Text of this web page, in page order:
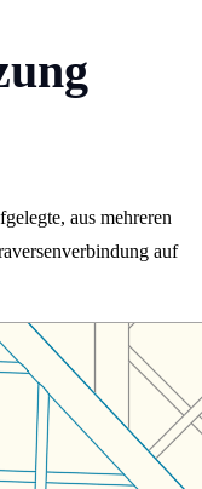
aus mehreren
auf